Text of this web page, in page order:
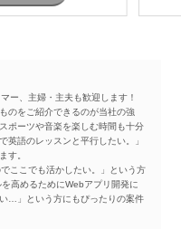
ー、主婦・主夫も歓迎します！
のをご紹介できるのが当社の強
ポーツや音楽を楽しむ時間も十分
英語のレッスンと平行したい。」
す。
ここでも活かしたい。」という方
高めるためにWebアプリ開発に
…」という方にもぴったりの案件